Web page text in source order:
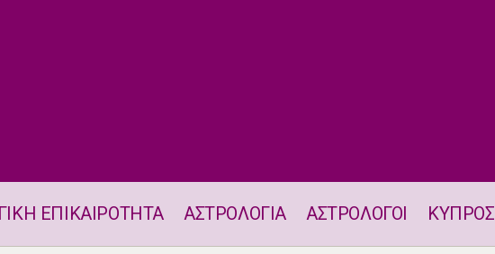
ΕΠΙΚΑΙΡΟΤΗΤΑ ΑΣΤΡΟΛΟΓΙΑ ΑΣΤΡΟΛΟΓΟΙ ΚΥΠΡΟΣ